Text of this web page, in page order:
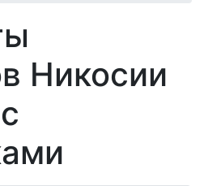
Никосии